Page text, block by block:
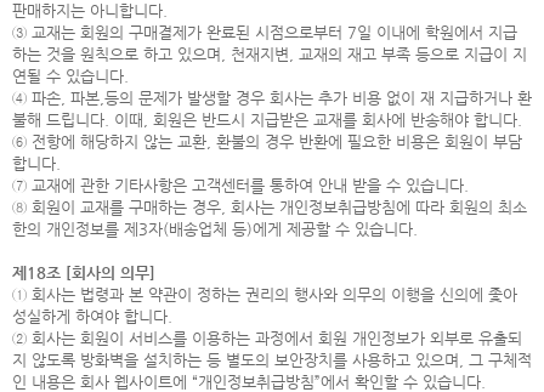
판매하지는 아니합니다.
③ 교재는 회원의 구매결제가 완료된 시점으로부터 7일 이내에 학원에서 지급
하는 것을 원칙으로 하고 있으며, 천재지변, 교재의 재고 부족 등으로 지급이 지
연될 수 있습니다.
④ 파손, 파본,등의 문제가 발생할 경우 회사는 추가 비용 없이 재 지급하거나 환
불해 드립니다. 이때, 회원은 반드시 지급받은 교재를 회사에 반송해야 합니다.
⑥ 전항에 해당하지 않는 교환, 환불의 경우 반환에 필요한 비용은 회원이 부담
합니다.
⑦ 교재에 관한 기타사항은 고객센터를 통하여 안내 받을 수 있습니다.
⑧ 회원이 교재를 구매하는 경우, 회사는 개인정보취급방침에 따라 회원의 최소
한의 개인정보를 제3자(배송업체 등)에게 제공할 수 있습니다.
제18조 [회사의 의무]
① 회사는 법령과 본 약관이 정하는 권리의 행사와 의무의 이행을 신의에 좇아
성실하게 하여야 합니다.
② 회사는 회원이 서비스를 이용하는 과정에서 회원 개인정보가 외부로 유출되
지 않도록 방화벽을 설치하는 등 별도의 보안장치를 사용하고 있으며, 그 구체적
인 내용은 회사 웹사이트에 “개인정보취급방침”에서 확인할 수 있습니다.